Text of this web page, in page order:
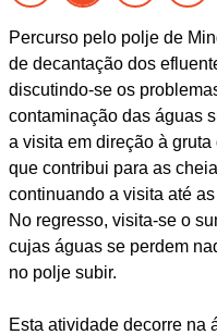
Percurso pelo polje de
de decantação dos
discutindo-se os
contaminação das águas
a visita em direção à
que contribui para as
continuando a visita até
No regresso, visita-se o
cujas águas se perdem
no polje subir.
Esta atividade decorre na